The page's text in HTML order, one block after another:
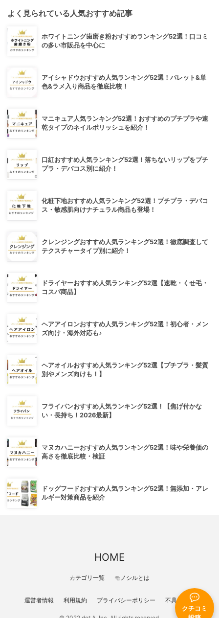
クチコミ
よく見られている人気おすすめ記事
ホワイトニング歯磨き粉おすすめランキング52選！口コミ
の多い市販品を中心に
アイシャドウおすすめ人気ランキング52選！パレット&単
色&ラメ入り商品を徹底比較！
マニキュア人気ランキング52選！おすすめのプチプラや速
乾タイプのネイルポリッシュを紹介！
口紅おすすめ人気ランキング52選！落ちないリップをプチ
プラ・デパコス別に紹介！
化粧下地おすすめ人気ランキング52選！プチプラ・デパコ
ス・敏感肌向けナチュラル商品も登場！
クレンジングおすすめ人気ランキング52選！徹底調査して
テクスチャータイプ別に紹介！
ドライヤーおすすめ人気ランキング52選【速乾・くせ毛・
コスパ商品】
ヘアアイロンおすすめ人気ランキング52選！初心者・メン
ズ向け・海外対応も♪
ヘアオイルおすすめ人気ランキング52選【プチプラ・髪質
別やメンズ向けも！】
フライパンおすすめ人気ランキング52選！【焦げ付かな
い・長持ち！2026最新】
マヌカハニーおすすめ人気ランキング52選！味や栄養価の
高さを徹底比較・検証
ドッグフードおすすめ人気ランキング52選！無添加・アレ
ルギー対策商品を紹介
HOME
カテゴリ一覧 モノシルとは
運営者情報 利用規約 プライバシーポリシー 不具合報告